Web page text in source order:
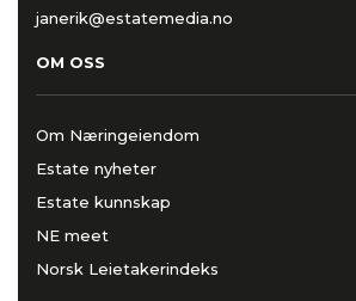
janerik@estatemedia.no
OM OSS
Om Næringeiendom
Estate nyheter
Estate kunnskap
NE meet
Norsk Leietakerindeks